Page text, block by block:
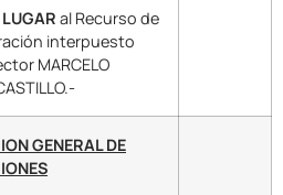
al Recurso de
interpuesto
MARCELO
GENERAL DE